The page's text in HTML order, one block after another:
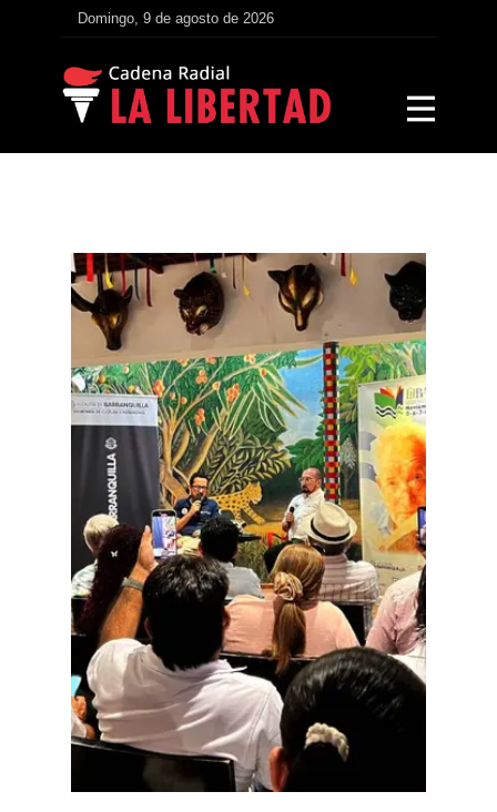
Domingo, 9 de agosto de 2026